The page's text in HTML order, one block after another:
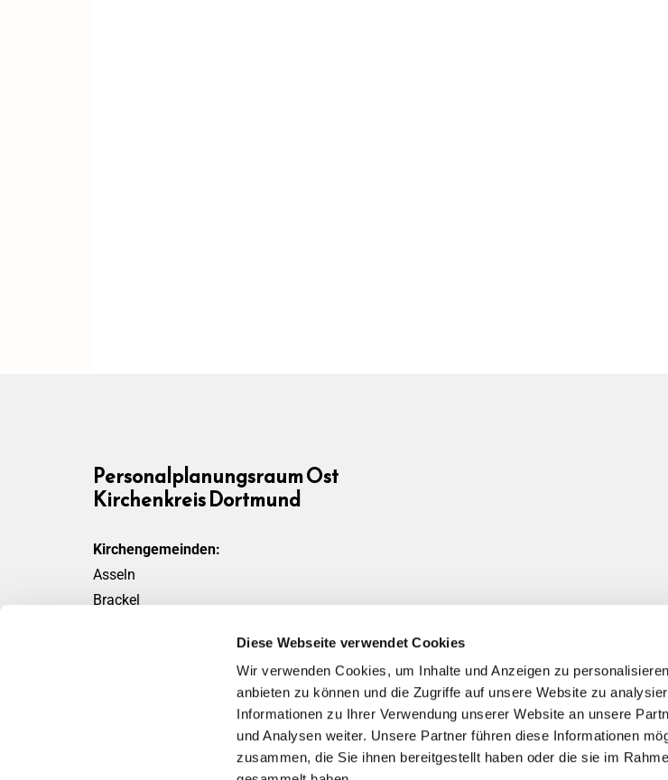
Diese Webseite verwendet Cookies
Wir verwenden Cookies, um Inhalte und Anzeigen zu
anbieten zu können und die Zugriffe auf unsere Website zu
Informationen zu Ihrer Verwendung unserer Website an unsere
und Analysen weiter. Unsere Partner führen diese Informationen
zusammen, die Sie ihnen bereitgestellt haben oder die sie im
Personalplanungsraum Ost
Kirchenkreis Dortmund
Kirchengemeinden:
Asseln
Brackel